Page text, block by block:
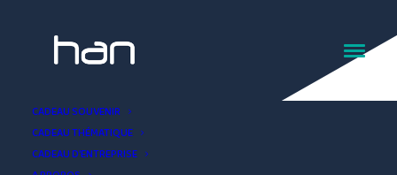
CADEAU SOUVENIR
CADEAU THÉMATIQUE
CADEAU D’ENTREPRISE
Magnet souvenir
Auvergne